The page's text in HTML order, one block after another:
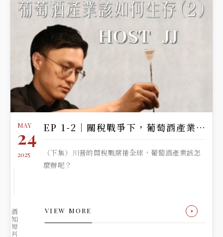
MAY
24
2025
酒
知
短
片
EP 1-2｜關稅戰爭下，葡萄酒產業該如何生存
（下集）川普的關稅戰席捲全球，葡萄酒產業該怎
麼辦呢？
VIEW MORE